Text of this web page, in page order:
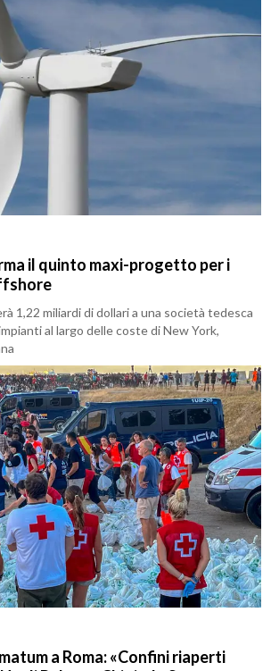
il quinto maxi-progetto per i
1,22 miliardi di dollari a una società tedesca
al largo delle coste di New York,
a Roma: «Confini riaperti